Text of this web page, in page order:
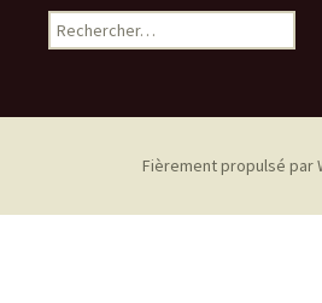
Rechercher :
Fièrement propulsé par